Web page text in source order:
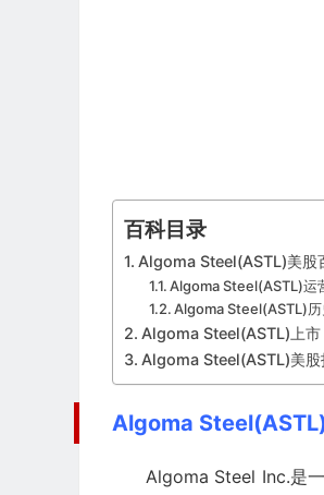
百科目录
Algoma Steel(ASTL)美股
Algoma Steel(ASTL)运
Algoma Steel(ASTL)
Algoma Steel(ASTL)上市
Algoma Steel(ASTL)美股
Algoma
Algoma Steel Inc.是